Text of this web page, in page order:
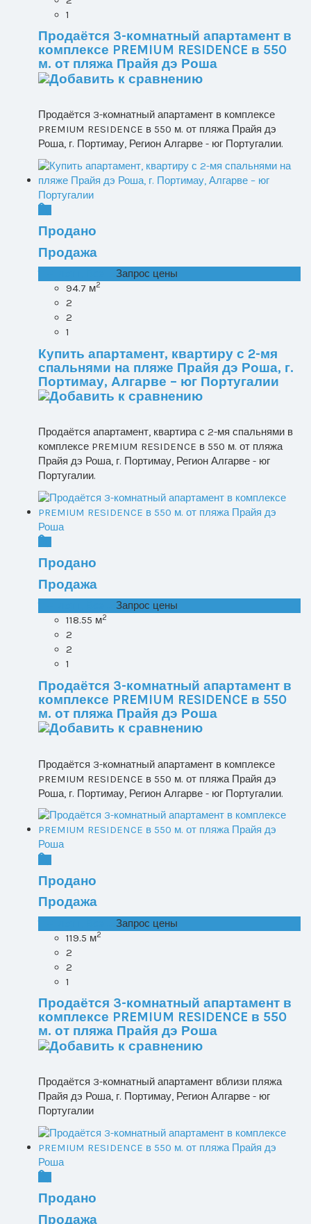
1
Продаётся 3-комнатный апартамент в
комплексе PREMIUM RESIDENCE в 550
м. от пляжа Прайя дэ Роша
Продаётся 3-комнатный апартамент в комплексе
PREMIUM RESIDENCE в 550 м. от пляжа Прайя дэ
Роша, г. Портимау, Регион Алгарве - юг Португалии.
Продано
Продажа
Запрос цены
94.7 м2
2
2
1
Купить апартамент, квартиру с 2-мя
спальнями на пляже Прайя дэ Роша, г.
Портимау, Алгарве – юг Португалии
Продаётся апартамент, квартира с 2-мя спальнями в
комплексе PREMIUM RESIDENCE в 550 м. от пляжа
Прайя дэ Роша, г. Портимау, Регион Алгарве - юг
Португалии.
Продано
Продажа
Запрос цены
118.55 м2
2
2
1
Продаётся 3-комнатный апартамент в
комплексе PREMIUM RESIDENCE в 550
м. от пляжа Прайя дэ Роша
Продаётся 3-комнатный апартамент в комплексе
PREMIUM RESIDENCE в 550 м. от пляжа Прайя дэ
Роша, г. Портимау, Регион Алгарве - юг Португалии.
Продано
Продажа
Запрос цены
119.5 м2
2
2
1
Продаётся 3-комнатный апартамент в
комплексе PREMIUM RESIDENCE в 550
м. от пляжа Прайя дэ Роша
Продаётся 3-комнатный апартамент вблизи пляжа
Прайя дэ Роша, г. Портимау, Регион Алгарве - юг
Португалии
Продано
Продажа